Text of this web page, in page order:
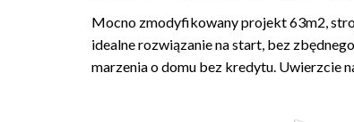
Mocno zmodyfikowany projekt 63m2,
idealne rozwiązanie na start, bez
marzenia o domu bez kredytu. Uwierzcie